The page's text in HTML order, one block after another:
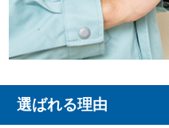
選ばれる理由